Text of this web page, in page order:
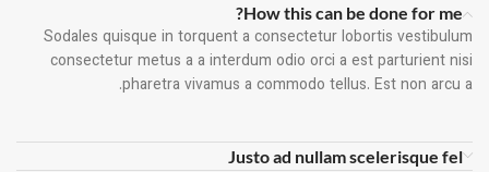
How this can be done for me?
Sodales quisque in torquent a consectetur lobortis vestibulum
consectetur metus a a interdum odio orci a est parturient nisi
pharetra vivamus a commodo tellus. Est non arcu a.
Justo ad nullam scelerisque fel